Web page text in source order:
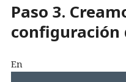
Paso 3.
configuración
En